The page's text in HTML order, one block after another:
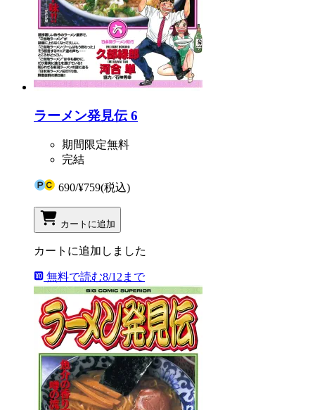
ラーメン発見伝 6
期間限定無料
完結
690/¥759(税込)
カートに追加
カートに追加しました
無料で読む8/12まで